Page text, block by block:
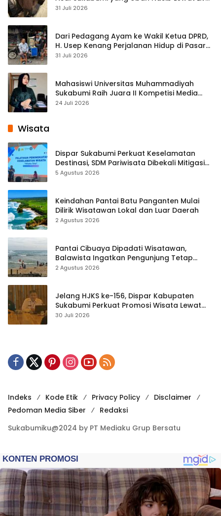
Streaming
31 Juli 2026
Dari Pedagang Ayam ke Wakil Ketua DPRD,
H. Usep Kenang Perjalanan Hidup di Pasar
Cisaat
31 Juli 2026
Mahasiswi Universitas Muhammadiyah
Sukabumi Raih Juara II Kompetisi Media
Pembelajaran Digital Tingkat Internasional
24 Juli 2026
Wisata
Dispar Sukabumi Perkuat Keselamatan
Destinasi, SDM Pariwisata Dibekali Mitigasi
hingga Teknik Evakuasi
5 Agustus 2026
Keindahan Pantai Batu Panganten Mulai
Dilirik Wisatawan Lokal dan Luar Daerah
2 Agustus 2026
Pantai Cibuaya Dipadati Wisatawan,
Balawista Ingatkan Pengunjung Tetap
Waspada
2 Agustus 2026
Jelang HJKS ke-156, Dispar Kabupaten
Sukabumi Perkuat Promosi Wisata Lewat
Publikasi Digital
30 Juli 2026
Indeks Kode Etik Privacy Policy
Disclaimer
Pedoman Media Siber
Redaksi
Sukabumiku@2024 by PT Mediaku Grup Bersatu